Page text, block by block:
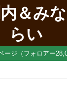
＆み
らい
ージ（フォロアー